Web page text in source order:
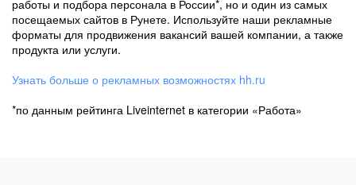
работы и подбора персонала в России*, но и один из самых
посещаемых сайтов в Рунете. Используйте наши рекламные
форматы для продвижения вакансий вашей компании, а также
продукта или услуги.
Узнать больше о рекламных возможностях hh.ru
*по данным рейтинга Liveinternet в категории «Работа»